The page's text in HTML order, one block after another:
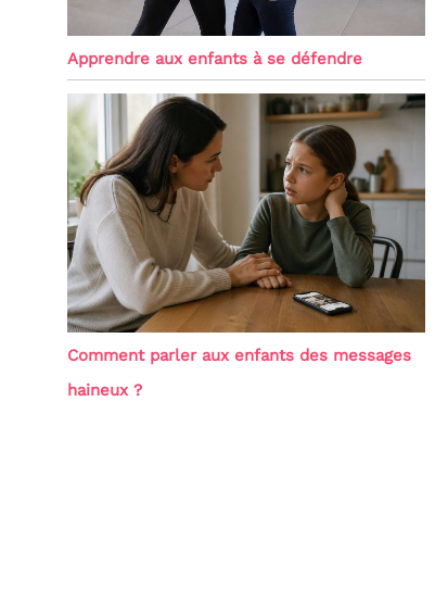
Apprendre aux enfants à se défendre
Comment parler aux enfants des messages
haineux ?